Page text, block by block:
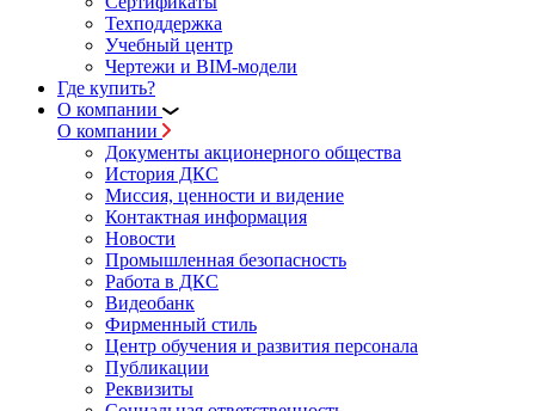
Техподдержка
Учебный центр
Чертежи и BIM-модели
Где купить?
О компании
О компании
Документы акционерного общества
История ДКС
Миссия, ценности и видение
Контактная информация
Новости
Промышленная безопасность
Работа в ДКС
Видеобанк
Фирменный стиль
Центр обучения и развития персонала
Публикации
Реквизиты